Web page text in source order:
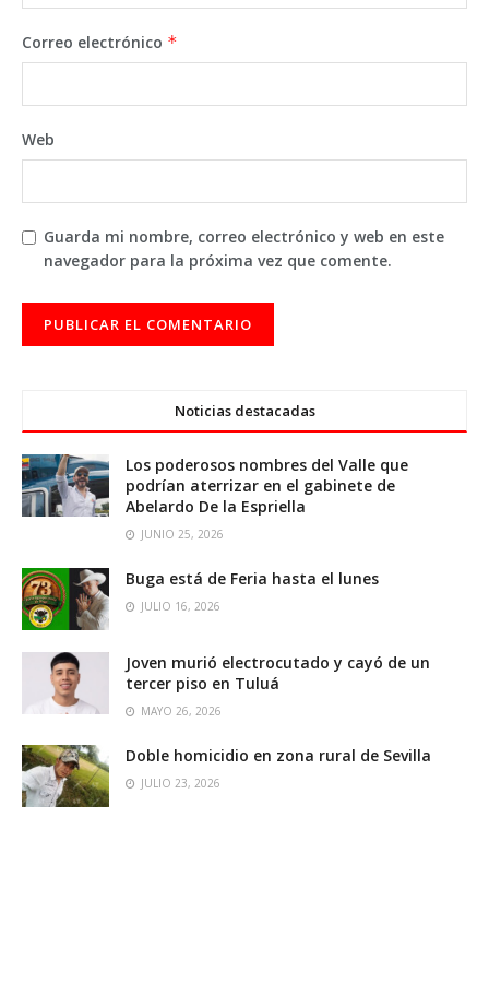
Correo electrónico *
Web
Guarda mi nombre, correo electrónico y web en este
navegador para la próxima vez que comente.
Noticias destacadas
Los poderosos nombres del Valle que
podrían aterrizar en el gabinete de
Abelardo De la Espriella
JUNIO 25, 2026
Buga está de Feria hasta el lunes
JULIO 16, 2026
Joven murió electrocutado y cayó de un
tercer piso en Tuluá
MAYO 26, 2026
Doble homicidio en zona rural de Sevilla
JULIO 23, 2026